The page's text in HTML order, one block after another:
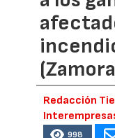
Redacción
998